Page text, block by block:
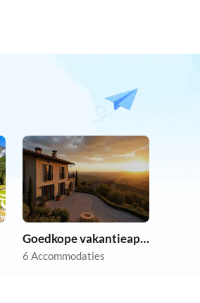
Goedkope vakantieappartementen
6 Accommodaties